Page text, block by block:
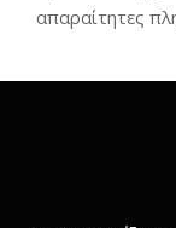
απαραίτητες